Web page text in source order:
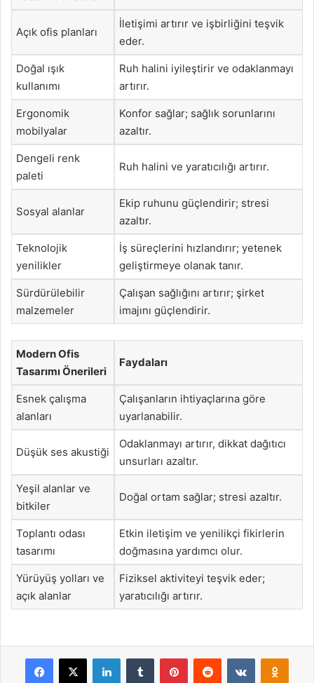
Açık ofis planları
İletişimi artırır ve işbirliğini teşvik
eder.
Doğal ışık
kullanımı
Ruh halini iyileştirir ve odaklanmayı
artırır.
Ergonomik
mobilyalar
Konfor sağlar; sağlık sorunlarını
azaltır.
Dengeli renk
paleti
Ruh halini ve yaratıcılığı artırır.
Sosyal alanlar
Ekip ruhunu güçlendirir; stresi
azaltır.
Teknolojik
yenilikler
İş süreçlerini hızlandırır; yetenek
geliştirmeye olanak tanır.
Sürdürülebilir
malzemeler
Çalışan sağlığını artırır; şirket
imajını güçlendirir.
Modern Ofis
Tasarımı Önerileri
Faydaları
Esnek çalışma
alanları
Çalışanların ihtiyaçlarına göre
uyarlanabilir.
Düşük ses akustiği
Odaklanmayı artırır, dikkat dağıtıcı
unsurları azaltır.
Yeşil alanlar ve
bitkiler
Doğal ortam sağlar; stresi azaltır.
Toplantı odası
tasarımı
Etkin iletişim ve yenilikçi fikirlerin
doğmasına yardımcı olur.
Yürüyüş yolları ve
açık alanlar
Fiziksel aktiviteyi teşvik eder;
yaratıcılığı artırır.
Facebook
X LinkedInTumblr PinterestReddit VKontakte